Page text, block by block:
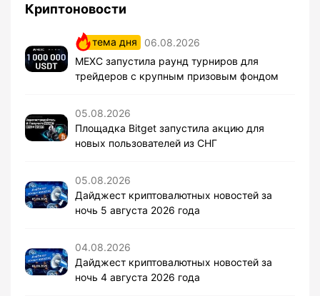
Криптоновости
тема дня
06.08.2026
MEXC запустила раунд турниров для
трейдеров с крупным призовым фондом
05.08.2026
Площадка Bitget запустила акцию для
новых пользователей из СНГ
05.08.2026
Дайджест криптовалютных новостей за
ночь 5 августа 2026 года
04.08.2026
Дайджест криптовалютных новостей за
ночь 4 августа 2026 года